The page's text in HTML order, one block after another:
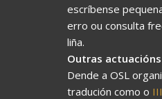
escríbense
erro ou consulta
liña.
Outras
Dende a OSL
tradución como o